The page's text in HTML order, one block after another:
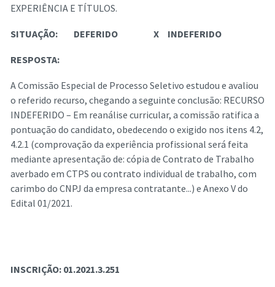
EXPERIÊNCIA E TÍTULOS.
SITUAÇÃO: DEFERIDO X INDEFERIDO
RESPOSTA:
A Comissão Especial de Processo Seletivo estudou e avaliou
o referido recurso, chegando a seguinte conclusão: RECURSO
INDEFERIDO – Em reanálise curricular, a comissão ratifica a
pontuação do candidato, obedecendo o exigido nos itens 4.2,
4.2.1 (comprovação da experiência profissional será feita
mediante apresentação de: cópia de Contrato de Trabalho
averbado em CTPS ou contrato individual de trabalho, com
carimbo do CNPJ da empresa contratante...) e Anexo V do
Edital 01/2021.
INSCRIÇÃO: 01.2021.3.251